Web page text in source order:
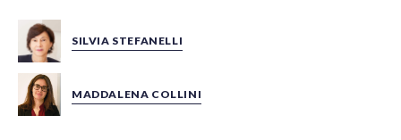
SILVIA STEFANELLI
MADDALENA COLLINI